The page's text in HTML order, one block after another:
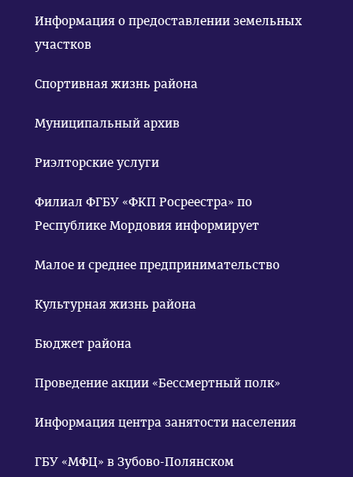
Информация о предоставлении земельных
участков
Спортивная жизнь района
Муниципальный архив
Риэлторские услуги
Филиал ФГБУ «ФКП Росреестра» по
Республике Мордовия информирует
Малое и среднее предпринимательство
Культурная жизнь района
Бюджет района
Проведение акции «Бессмертный полк»
Информация центра занятости населения
ГБУ «МФЦ» в Зубово-Полянском